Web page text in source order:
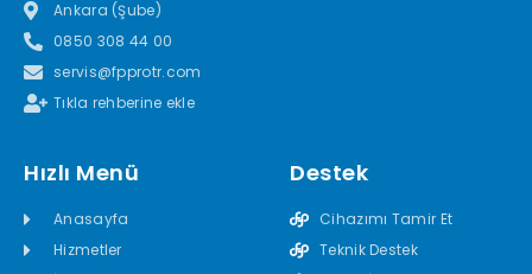
Ankara (Şube)
0850 308 44 00
servis@fpprotr.com
Tıkla rehberine ekle
Hızlı Menü
Anasayfa
Hizmetler
Destek
Cihazımı Tamir Et
Teknik Destek